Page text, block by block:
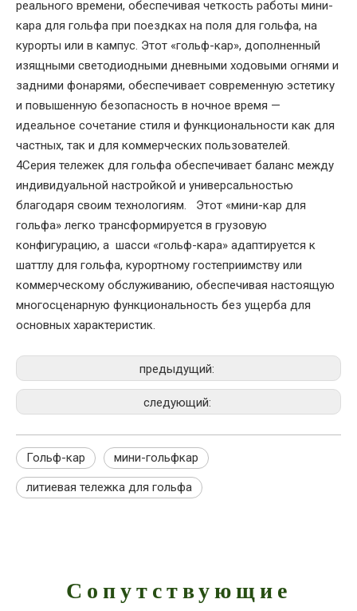
реального времени, обеспечивая четкость работы мини-
кара для гольфа при поездках на поля для гольфа, на
курорты или в кампус. Этот «гольф-кар», дополненный
изящными светодиодными дневными ходовыми огнями и
задними фонарями, обеспечивает современную эстетику
и повышенную безопасность в ночное время —
идеальное сочетание стиля и функциональности как для
частных, так и для коммерческих пользователей.
4Серия тележек для гольфа‌ обеспечивает баланс между
индивидуальной настройкой и универсальностью
благодаря своим технологиям. Этот «мини-кар для
гольфа» легко трансформируется в грузовую
конфигурацию, а шасси «гольф-кара» адаптируется к
шаттлу для гольфа, курортному гостеприимству или
коммерческому обслуживанию, обеспечивая настоящую
многосценарную функциональность без ущерба для
основных характеристик.
предыдущий:
следующий:
Гольф-кар мини-гольфкар
литиевая тележка для гольфа
Сопутствующие